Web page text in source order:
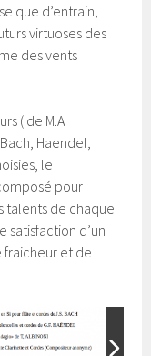
que d’entrain,
virtuoses des
des vents
( de M.A
Haendel,
le
pour
talents de chaque
satisfaction d’un
et de